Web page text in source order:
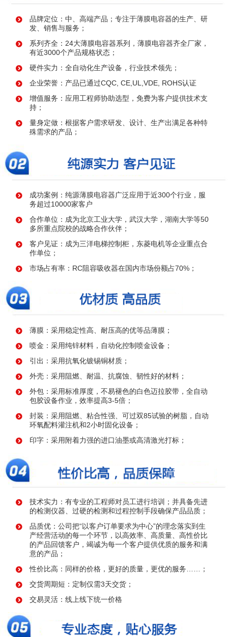
品牌定位：中、高端产品；专注于薄膜电容器的生产、研
发、销售与服务；
系列齐全：24大薄膜电容器系列，薄膜电容器齐全厂家，
有近3000个产品规格状态；
硬件实力：全自动化生产设备，行业技术领先；
企业荣誉：产品已通过CQC, CE,UL,VDE, ROHS认证
增值服务：应用工程师协助选型，免费为客户提供技术支
持；
量身定做：根据客户需求研发、设计、生产出满足各种特
殊需求的产品；
成功案例：纯源薄膜电容器广泛应用于近300个行业，服
务超过10000家客户
合作单位：成为北京工业大学，武汉大学，湖南大学等50
多所重点院校的战略合作伙伴；
客户见证：成为三洋电梯控制柜，东菱电机等企业重点合
作单位；
市场占有率：RC阻容吸收器在国内市场份额占70%；
薄膜：采用稳定性高、耐压高的优等品薄膜；
喷金：采用纯锌材料，自动化控制喷金设备；
引出：采用抗氧化镀锡铜材质；
外壳：采用阻燃、耐温、抗腐蚀、韧性好的材料；
外包：采用标准厚度，不易褪色的白色迈拉胶带，全自动
包胶设备作业，效率提高3-5倍；
封装：采用阻燃、粘合性强、可过双85试验的树脂，自动
环氧配料灌注机和2小时固化设备；
印字：采用附着力强的进口油墨或高清激光打标；
技术实力：有专业的工程师对员工进行培训；并具备先进
的检测仪器、过硬的检测和过程控制手段确保产品品质；
品质优：公司把“以客户订单要求为中心”的理念落实到生
产经营活动的每一个环节，以高效率、高质量、高性价比
的产品回馈客户，竭诚为每一个客户提供优质的服务和满
意的产品；
性价比高：同样的价格，更好的质量，更优的服务……；
交货周期短：定制仅需3天交货；
交易灵活：线上线下统一价格